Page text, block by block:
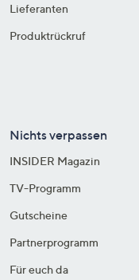
Lieferanten
Produktrückruf
Nichts verpassen
INSIDER Magazin
TV-Programm
Gutscheine
Partnerprogramm
Für euch da